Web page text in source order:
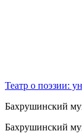
Театр о поэзии:
Бахрушинский
Бахрушинский